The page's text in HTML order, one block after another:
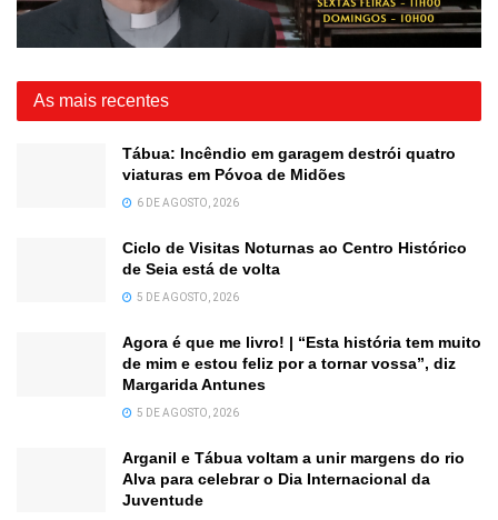
As mais recentes
Tábua: Incêndio em garagem destrói quatro
viaturas em Póvoa de Midões
6 DE AGOSTO, 2026
Ciclo de Visitas Noturnas ao Centro Histórico
de Seia está de volta
5 DE AGOSTO, 2026
Agora é que me livro! | “Esta história tem muito
de mim e estou feliz por a tornar vossa”, diz
Margarida Antunes
5 DE AGOSTO, 2026
Arganil e Tábua voltam a unir margens do rio
Alva para celebrar o Dia Internacional da
Juventude